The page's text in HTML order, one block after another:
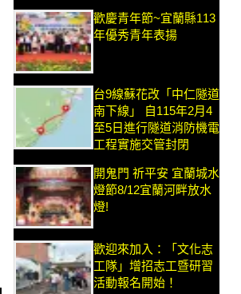
歡慶青年節~宜蘭縣113
年優秀青年表揚
台9線蘇花改「中仁隧道
南下線」 自115年2月4
至5日進行隧道消防機電
工程實施交管封閉
開鬼門 祈平安 宜蘭城水
燈節8/12宜蘭河畔放水
燈!
歡迎來加入：「文化志
工隊」增招志工暨研習
活動報名開始！